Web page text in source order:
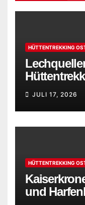
HÜTTENTREKKING
Alpen
JULI 17, 2026
HÜTTENTREKKING
und